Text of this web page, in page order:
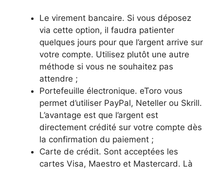
Le virement bancaire. Si vous déposez
via cette option, il faudra patienter
quelques jours pour que l’argent arrive sur
votre compte. Utilisez plutôt une autre
méthode si vous ne souhaitez pas
attendre ;
Portefeuille électronique. eToro vous
permet d’utiliser PayPal, Neteller ou Skrill.
L’avantage est que l’argent est
directement crédité sur votre compte dès
la confirmation du paiement ;
Carte de crédit. Sont acceptées les
cartes Visa, Maestro et Mastercard. Là